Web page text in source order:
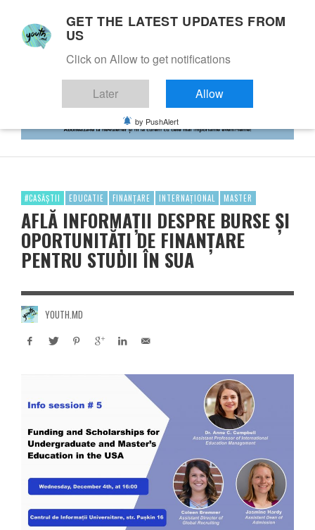
#CASĂȘTII EDUCATIE FINANȚARE INTERNAȚIONAL MASTER
AFLĂ INFORMAȚII DESPRE BURSE ȘI
OPORTUNITĂȚI DE FINANȚARE
PENTRU STUDII ÎN SUA
YOUTH.MD
GET THE LATEST UPDATES FROM
US
Click on Allow to get notifications
Later Allow
by PushAlert